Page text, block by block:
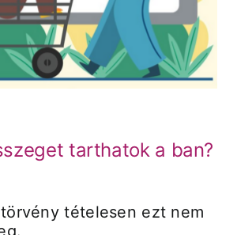
tarthatok a ban?
tételesen ezt nem